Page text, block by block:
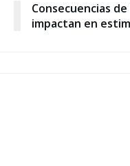
Consecuencias
impactan en